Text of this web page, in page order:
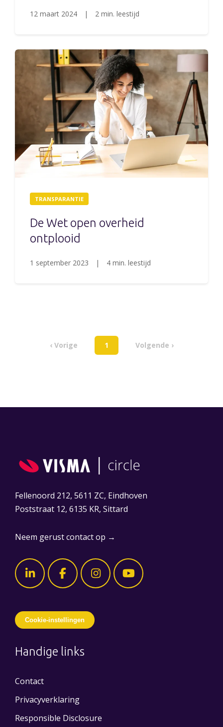
12 maart 2024 | 2 min. leestijd
TRANSPARANTIE
De Wet open overheid
ontplooid
1 september 2023 | 4 min. leestijd
‹ Vorige 1 Volgende ›
Fellenoord 212, 5611 ZC, Eindhoven
Poststraat 12, 6135 KR, Sittard
Neem gerust contact op →
Cookie-instellingen
Handige links
Contact
Privacyverklaring
Responsible Disclosure